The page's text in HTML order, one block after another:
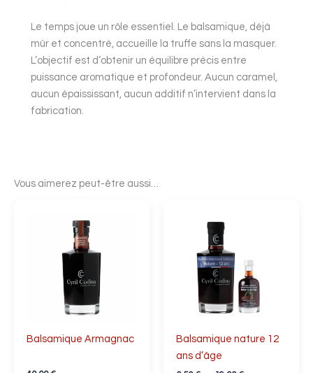
Le temps joue un rôle essentiel. Le balsamique, déjà
mûr et concentré, accueille la truffe sans la masquer.
L’objectif est d’obtenir un équilibre précis entre
puissance aromatique et profondeur. Aucun caramel,
aucun épaississant, aucun additif n’intervient dans la
fabrication.
Vous aimerez peut-être aussi…
Balsamique Armagnac
Balsamique nature 12
ans d’âge
19,00 €
produit
plusieurs
variations.
options
être
choisies